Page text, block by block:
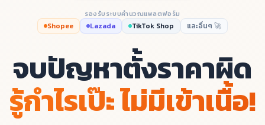
รองรับระบบคำนวณแพลตฟอร์ม
Shopee Lazada TikTok Shop และอื่นๆ 🚀
จบปัญหาตั้งราคาผิด
รู้กำไรเป๊ะ ไม่มีเข้าเนื้อ!